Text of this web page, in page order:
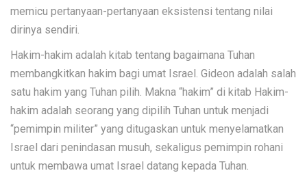
memicu pertanyaan-pertanyaan eksistensi tentang nilai
dirinya sendiri.
Hakim-hakim adalah kitab tentang bagaimana Tuhan
membangkitkan hakim bagi umat Israel. Gideon adalah salah
satu hakim yang Tuhan pilih. Makna “hakim” di kitab Hakim-
hakim adalah seorang yang dipilih Tuhan untuk menjadi
“pemimpin militer” yang ditugaskan untuk menyelamatkan
Israel dari penindasan musuh, sekaligus pemimpin rohani
untuk membawa umat Israel datang kepada Tuhan.